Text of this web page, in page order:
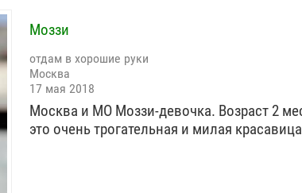
Моззи
отдам в хорошие руки
Москва
17 мая 2018
Москва и МО Моззи-девочка. Возраст 2
это очень трогательная и милая